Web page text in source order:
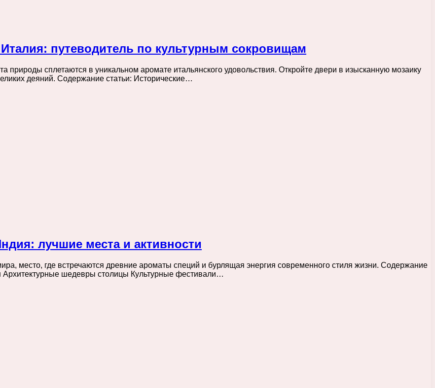
путеводитель по культурным сокровищам
природы сплетаются в уникальном аромате итальянского удовольствия. Откройте двери в изысканную мозаику
деяний. Содержание статьи: Исторические…
лучшие места и активности
место, где встречаются древние ароматы специй и бурлящая энергия современного стиля жизни. Содержание
Архитектурные шедевры столицы Культурные фестивали…